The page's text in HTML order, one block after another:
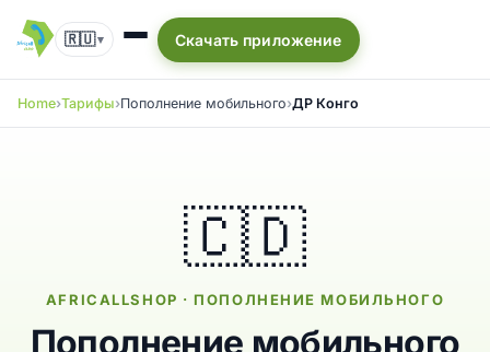
🇷🇺▾ Скачать приложение
Home Тарифы Пополнение мобильного ДР Конго
🇨🇩
AFRICALLSHOP · ПОПОЛНЕНИЕ МОБИЛЬНОГО
Пополнение мобильного